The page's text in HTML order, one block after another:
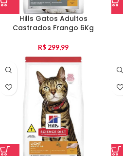
Hills Gatos Adultos
Castrados Frango 6Kg
R$ 299,99